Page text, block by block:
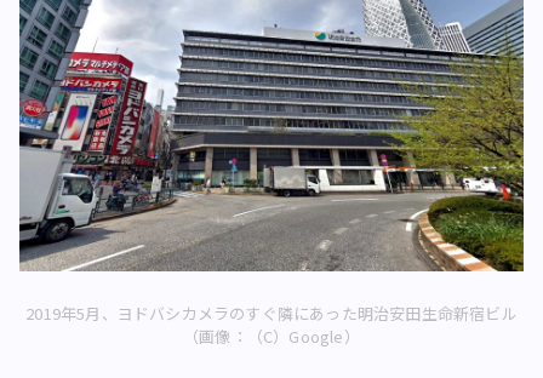
2019年5月、ヨドバシカメラのすぐ隣にあった明治安田生命新宿ビル
（画像：（C）Google）